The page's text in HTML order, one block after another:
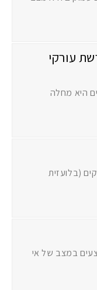
עורקי
היא מחלה
(בלועזית
במצב של אי